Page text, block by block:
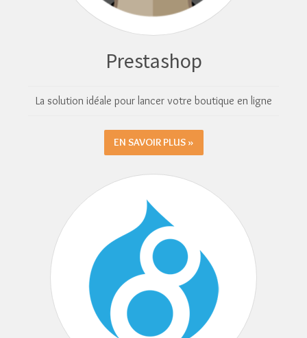
Prestashop
La solution idéale pour lancer votre boutique en ligne
EN SAVOIR PLUS »